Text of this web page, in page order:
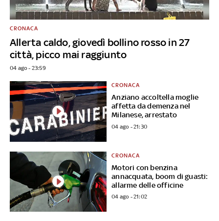
Allerta caldo, giovedì bollino rosso in 27
città, picco mai raggiunto
CRONACA
04 ago - 23:59
Anziano accoltella moglie
affetta da demenza nel
Milanese, arrestato
CRONACA
04 ago - 21:30
Motori con benzina
annacquata, boom di guasti:
allarme delle officine
CRONACA
04 ago - 21:02